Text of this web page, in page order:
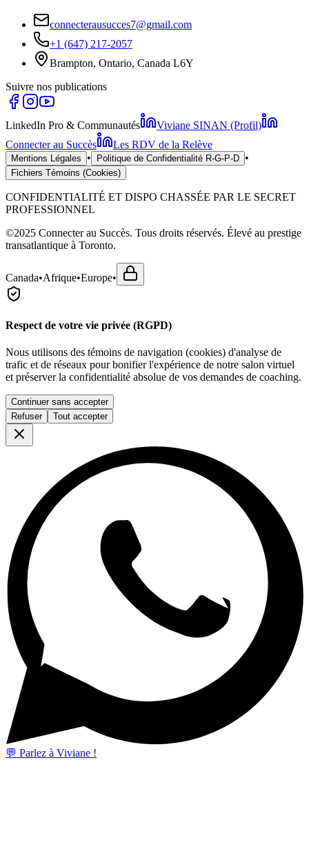
connecterausucces7@gmail.com
+1 (647) 217-2057
Brampton, Ontario, Canada L6Y
Suivre nos publications
LinkedIn Pro & Communautés
Viviane SINAN (Profil)
Connecter au Succès
Les RDV de la Relève
Mentions Légales • Politique de Confidentialité R-G-P-D •
Fichiers Témoins (Cookies)
CONFIDENTIALITÉ ET DISPO CHASSÉE PAR LE SECRET
PROFESSIONNEL
©2025 Connecter au Succès. Tous droits réservés. Élevé au prestige
transatlantique à Toronto.
Canada•Afrique•Europe•
Respect de votre vie privée (RGPD)
Nous utilisons des témoins de navigation (cookies) d'analyse de
trafic et de réseaux pour bonifier l'expérience de notre salon virtuel
et préserver la confidentialité absolue de vos demandes de coaching.
Continuer sans accepter
Refuser
Tout accepter
💬 Parlez à Viviane !